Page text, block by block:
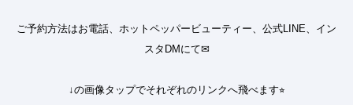
ご予約方法はお電話、ホットペッパービューティー、公式LINE、イン
スタDMにて✉︎
↓の画像タップでそれぞれのリンクへ飛べます⭐︎